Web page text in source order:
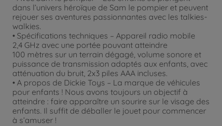
dans l’univers héroïque de Sam le pompier et peuvent
rejouer ses aventures passionnantes avec les talkies-
walkies.
• Spécifications techniques – Appareil radio mobile
2,4 GHz avec une portée pouvant atteindre
100 mètres sur un terrain dégagé, volume sonore et
puissance de transmission adaptés aux enfants, avec
atténuation du bruit, 2x3 piles AAA incluses.
• A propos de Dickie Toys – La marque de véhicules
pour enfants ! Nous avons toujours un objectif à
atteindre : faire apparaître un sourire sur le visage des
enfants. Il suffit de déballer le jouet pour commencer
à s’amuser !